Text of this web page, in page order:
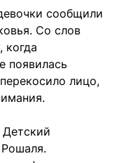
сообщили
Со слов
когда
появилась
лицо,
Детский